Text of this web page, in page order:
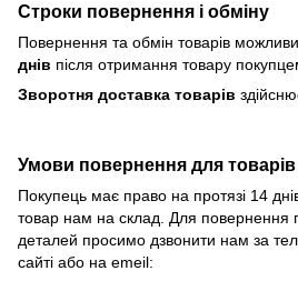
Строки повернення і обміну
Повернення та обмін товарів
днів після отримання товару
Зворотня доставка товарів
Умови повернення для товарів
Покупець має право на протязі 14
товар нам на склад. Для повернення
деталей просимо дзвонити нам за
сайті або на emeil: